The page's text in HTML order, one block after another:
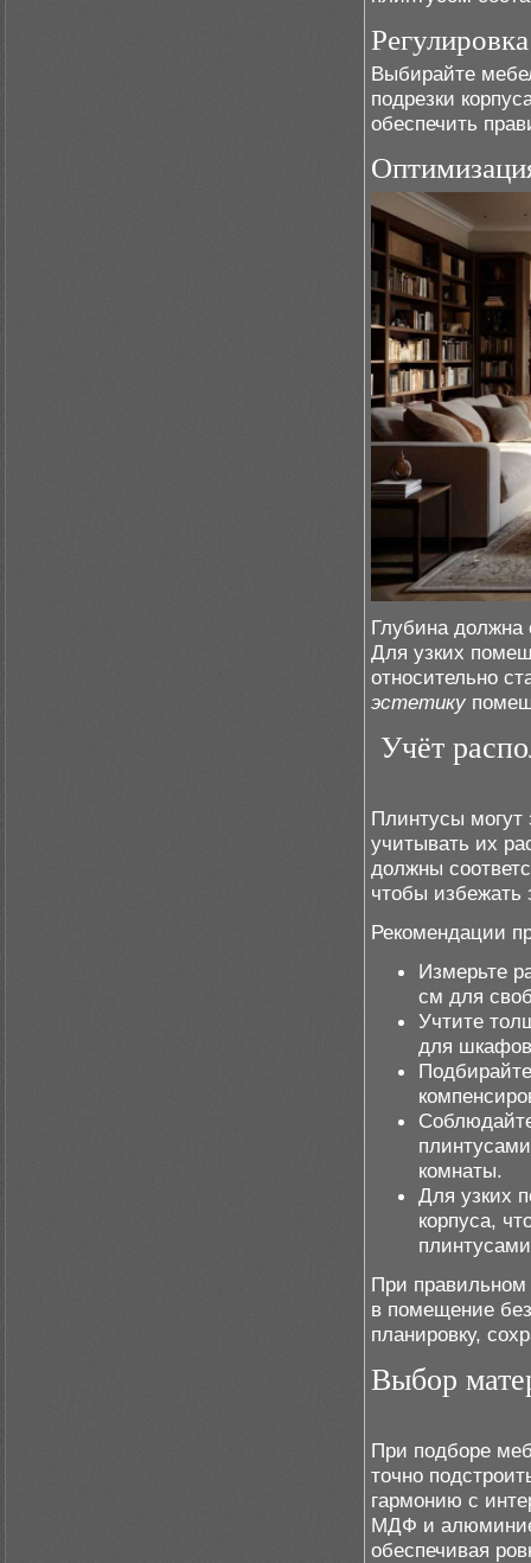
Выбирайте
подрезки
обеспечить
Глубина должна
Для узких
относительно
эстетику
Учёт
Плинтусы могут
учитывать их
должны
чтобы избежать
Рекомендации
Измерьте
см для
Учтите
для
комнаты.
Для узких
корпуса,
При правильном
в помещение
планировку,
Выбор
При подборе
точно
гармонию с
МДФ и
обеспечивая